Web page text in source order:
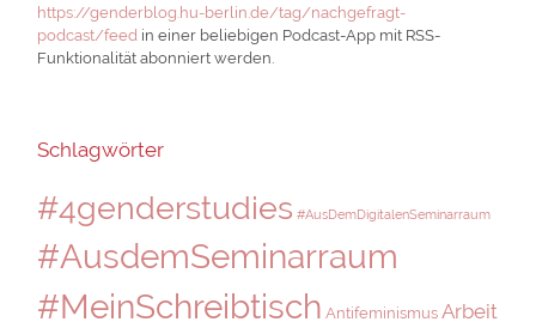
https://genderblog.hu-berlin.de/tag/nachgefragt-
podcast/feed in einer beliebigen Podcast-App mit RSS-
Funktionalität abonniert werden.
Schlagwörter
#4genderstudies #AusDemDigitalenSeminarraum
#AusdemSeminarraum
#MeinSchreibtisch Antifeminismus Arbeit